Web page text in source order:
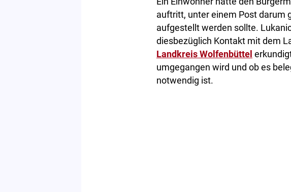
auftritt, unter einem Post darum
aufgestellt werden sollte.
diesbezüglich Kontakt mit dem
Landkreis Wolfenbüttel
umgegangen wird und ob es
notwendig ist.